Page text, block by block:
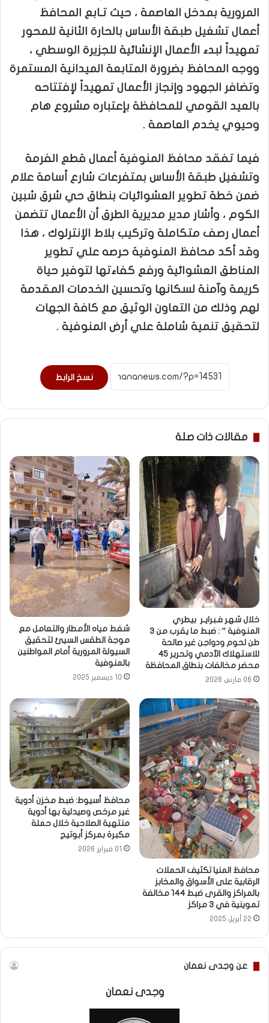
المرورية بمدخل العاصمة ، حيث تـابع المحافظ
أعمال تشغيل طبقة الأساس بالحارة الثانية للمحور
تمهيداً لبدء الأعمال الإنشائية للجزيرة الوسطي ،
ووجه المحافظ بضرورة المتابعة الميدانية المستمرة
وتضافر الجهود وإنجاز الأعمال تمهيداً لإفتتاحه
بالعيد القومي للمحافظة بإعتباره مشروع هام
وحيوي يخدم العاصمة .
فيما تفقد محافظ المنوفية أعمال قطع الفرمة
وتشغيل طبقة الأساس بمتفرعات شارع أسامة علام
ضمن خطة تطوير العشوائيات بنطاق حي شرق شبين
الكوم ، وأشار مدير مديرية الطرق أن الأعمال تتضمن
أعمال رصف متكاملة وتركيب بلاط الإنترلوك ، هذا
وقد أكد محافظ المنوفية حرصه علي تطوير
المناطق العشوائية ورفع كفاءتها لتوفير حياة
كريمة وآمنة لسكانها وتحسين الخدمات المقدمة
لهم وذلك من التعاون الوثيق مع كافة الجهات
لتحقيق تنمية شاملة علي أرض المنوفية .
نسخ الرابط
مقالات ذات صلة
خلال شهر فـبرايـر بيطري
المنوفية ” : ضبط ما يقرب من 3
طن لحوم ودواجن غير صالحة
للاستهلاك الآدمي وتحرير 45
محضر مخالفات بنطاق المحافظة
06 مارس 2026
شفط مياه الأمطار والتعامل مع
موجة الطقس السيئ لتحقيق
السيولة المرورية أمام المواطنين
بالمنوفية
10 ديسمبر 2025
محافظ المنيا تكثيف الحملات
الرقابية على الأسواق والمخابز
بالمراكز والقرى ضبط 144 مخالفة
تموينية في 3 مراكز
22 أبريل 2025
محافظ أسيوط: ضبط مخزن أدوية
غير مرخص وصيدلية بها أدوية
منتهية الصلاحية خلال حملة
مكبرة بمركز أبوتيج
01 فبراير 2026
عن وجدى نعمان
وجدى نعمان